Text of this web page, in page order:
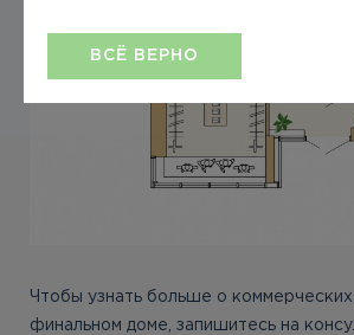
ВСЁ ВЕРНО
Чтобы узнать больше о
финальном доме, запишитесь на